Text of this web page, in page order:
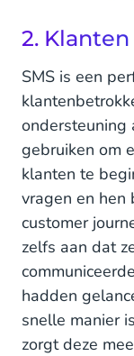
2.
SMS is een
ondersteuning
gebruiken om
klanten te
vragen en hen
customer
zelfs aan dat
hadden
snelle manier
zorgt deze